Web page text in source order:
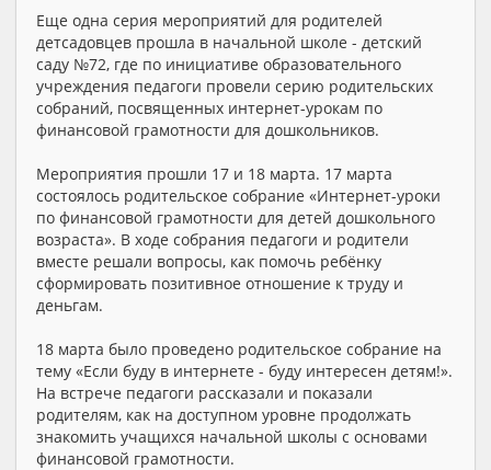
Еще одна серия мероприятий для родителей
детсадовцев прошла в начальной школе - детский
саду №72, где по инициативе образовательного
учреждения педагоги провели серию родительских
собраний, посвященных интернет-урокам по
финансовой грамотности для дошкольников.
Мероприятия прошли 17 и 18 марта. 17 марта
состоялось родительское собрание «Интернет-уроки
по финансовой грамотности для детей дошкольного
возраста». В ходе собрания педагоги и родители
вместе решали вопросы, как помочь ребёнку
сформировать позитивное отношение к труду и
деньгам.
18 марта было проведено родительское собрание на
тему «Если буду в интернете - буду интересен детям!».
На встрече педагоги рассказали и показали
родителям, как на доступном уровне продолжать
знакомить учащихся начальной школы с основами
финансовой грамотности.